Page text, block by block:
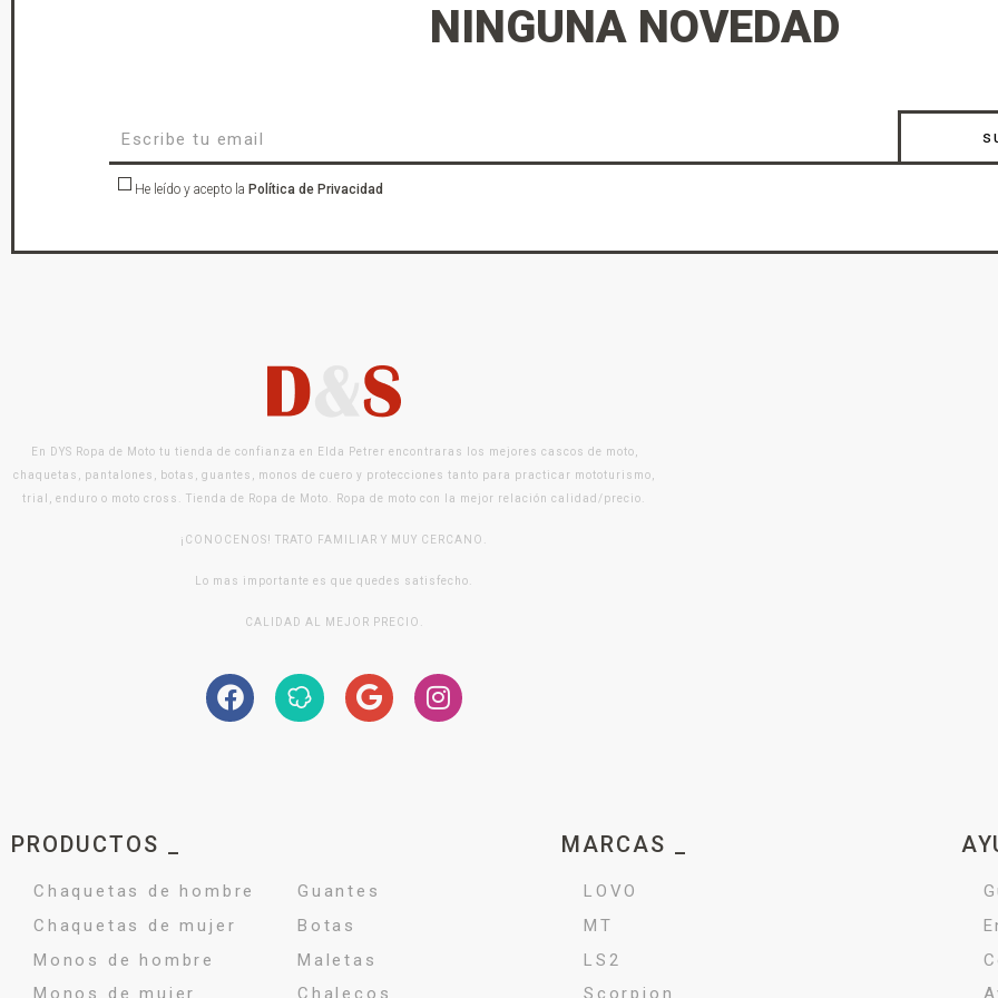
NINGUNA NOVEDAD
He leído y acepto la Política de Privacidad
En DYS Ropa de Moto tu tienda de confianza en Elda Petrer encontraras los mejores cascos de moto,
chaquetas, pantalones, botas, guantes, monos de cuero y protecciones tanto para practicar mototurismo,
trial, enduro o moto cross. Tienda de Ropa de Moto. Ropa de moto con la mejor relación calidad/precio.
¡CONOCENOS! TRATO FAMILIAR Y MUY CERCANO.
Lo mas importante es que quedes satisfecho.
CALIDAD AL MEJOR PRECIO.
PRODUCTOS _
Chaquetas de hombre
Chaquetas de mujer
Monos de hombre
Guantes
Botas
Maletas
MARCAS _
LOVO
MT
LS2